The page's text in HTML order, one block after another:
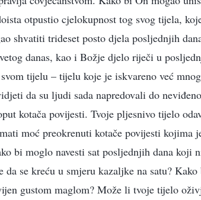
otpustio cjelokupnost tog svog tijela,
shvatiti trideset posto djela posljednjih
danas, kao i Božje djelo riječi u
tijelu – tijelu koje je iskvareno već
da su ljudi sada napredovali do
kotača povijesti. Tvoje pljesnivo tijelo
moć preokrenuti kotače povijesti kojima
bi moglo navesti sat posljednjih dana koji
da se kreću u smjeru kazaljke na satu?
gustom maglom? Može li tvoje tijelo